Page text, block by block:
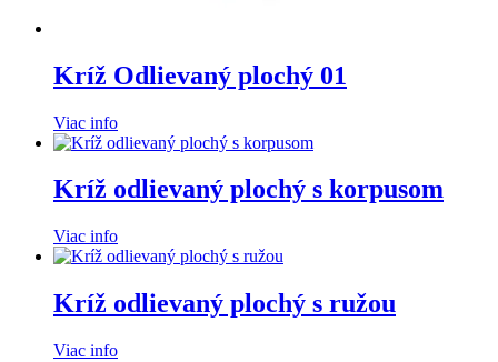
Kríž Odlievaný plochý 01
Viac info
Kríž odlievaný plochý s korpusom
Viac info
Kríž odlievaný plochý s ružou
Viac info